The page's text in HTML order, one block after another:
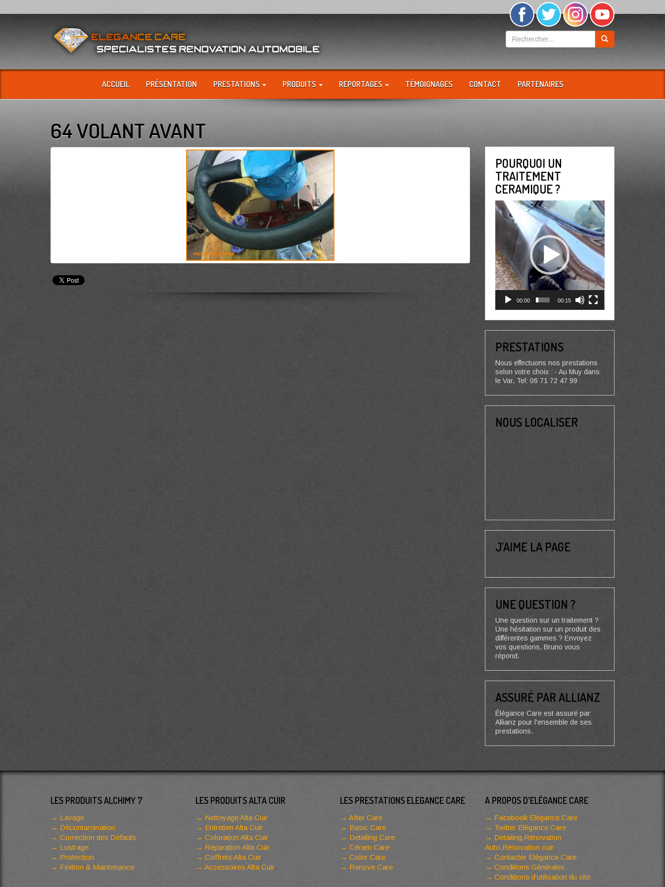
ACCUEIL PRÉSENTATION PRESTATIONS PRODUITS REPORTAGES TÉMOIGNAGES CONTACT PARTENAIRES
64 VOLANT AVANT
POURQUOI UN
TRAITEMENT
CERAMIQUE ?
Lecteur
vidéo
00:00 00:15
PRESTATIONS
Nous effectuons nos prestations
selon votre choix : - Au Muy dans
le Var, Tel: 06 71 72 47 99
NOUS LOCALISER
J’AIME LA PAGE
UNE QUESTION ?
Une question sur un traitement ?
Une hésitation sur un produit des
différentes gammes ? Envoyez
vos questions, Bruno vous
répond.
ASSURÉ PAR ALLIANZ
Élégance Care est assuré par
Allianz pour l'ensemble de ses
prestations.
LES PRODUITS ALCHIMY 7
Lavage
Décontamination
Correction des Défauts
Lustrage
Protection
Finition & Maintenance
LES PRODUITS ALTA CUIR
Nettoyage Alta Cuir
Entretien Alta Cuir
Coloration Alta Cuir
Réparation Alta Cuir
Coffrets Alta Cuir
Accessoires Alta Cuir
LES PRESTATIONS ELEGANCE CARE
After Care
Basic Care
Detailing Care
Céram Care
Color Care
Renove Care
A PROPOS D'ELÉGANCE CARE
Facebook Elégance Care
Twitter Elégance Care
Detailing,Rénovation
Auto,Rénovation cuir
Contacter Elégance Care
Conditions Générales
Conditions d’utilisation du site